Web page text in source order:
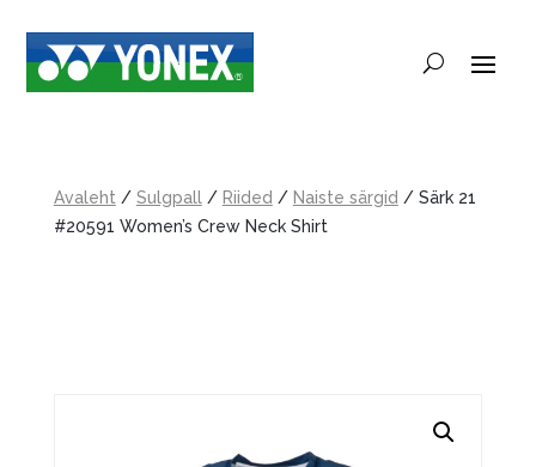
Avaleht / Sulgpall/ Riided / Naiste särgid / Särk 21
#20591 Women’s Crew Neck Shirt